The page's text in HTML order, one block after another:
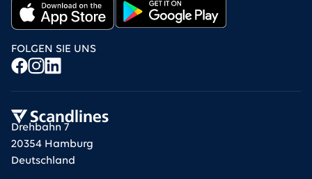
Drehbahn 7
20354 Hamburg
Deutschland
FOLGEN SIE UNS